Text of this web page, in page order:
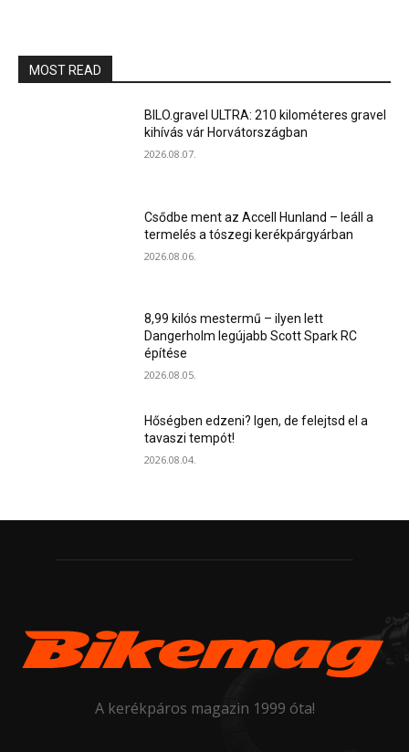
MOST READ
BILO.gravel ULTRA: 210 kilométeres gravel
kihívás vár Horvátországban
2026.08.07.
Csődbe ment az Accell Hunland – leáll a
termelés a tószegi kerékpárgyárban
2026.08.06.
8,99 kilós mestermű – ilyen lett
Dangerholm legújabb Scott Spark RC
építése
2026.08.05.
Hőségben edzeni? Igen, de felejtsd el a
tavaszi tempót!
2026.08.04.
A kerékpáros magazin 1999 óta!